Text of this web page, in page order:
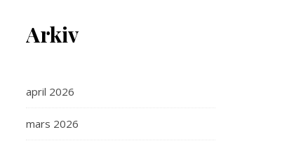
Arkiv
april 2026
mars 2026